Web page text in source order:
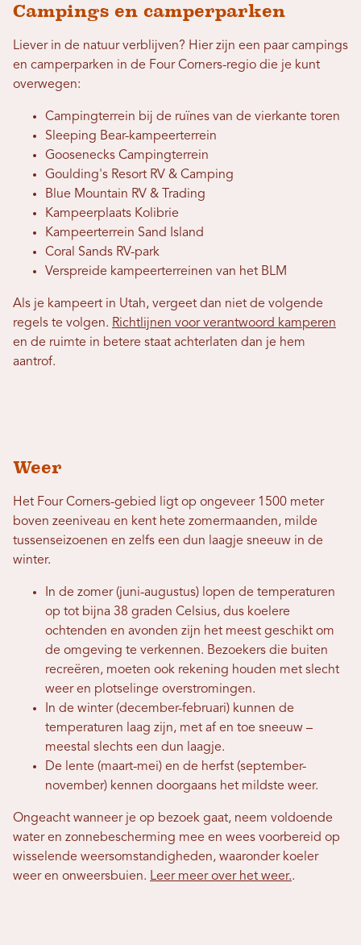
Campings en camperparken
Liever in de natuur verblijven? Hier zijn een paar campings
en camperparken in de Four Corners-regio die je kunt
overwegen:
Campingterrein bij de ruïnes van de vierkante toren
Sleeping Bear-kampeerterrein
Goosenecks Campingterrein
Goulding's Resort RV & Camping
Blue Mountain RV & Trading
Kampeerplaats Kolibrie
Kampeerterrein Sand Island
Coral Sands RV-park
Verspreide kampeerterreinen van het BLM
Als je kampeert in Utah, vergeet dan niet de volgende
regels te volgen. Richtlijnen voor verantwoord kamperen
en de ruimte in betere staat achterlaten dan je hem
aantrof.
Weer
Het Four Corners-gebied ligt op ongeveer 1500 meter
boven zeeniveau en kent hete zomermaanden, milde
tussenseizoenen en zelfs een dun laagje sneeuw in de
winter.
In de zomer (juni-augustus) lopen de temperaturen
op tot bijna 38 graden Celsius, dus koelere
ochtenden en avonden zijn het meest geschikt om
de omgeving te verkennen. Bezoekers die buiten
recreëren, moeten ook rekening houden met slecht
weer en plotselinge overstromingen.
In de winter (december-februari) kunnen de
temperaturen laag zijn, met af en toe sneeuw –
meestal slechts een dun laagje.
De lente (maart-mei) en de herfst (september-
november) kennen doorgaans het mildste weer.
Ongeacht wanneer je op bezoek gaat, neem voldoende
water en zonnebescherming mee en wees voorbereid op
wisselende weersomstandigheden, waaronder koeler
weer en onweersbuien. Leer meer over het weer..